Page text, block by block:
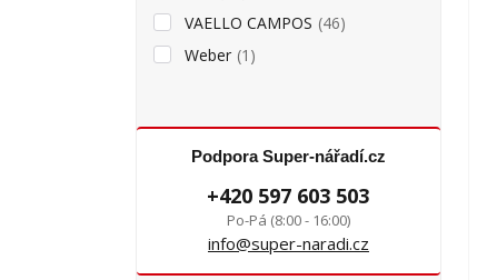
VAELLO CAMPOS (46)
Weber (1)
Podpora Super-nářadí.cz
+420 597 603 503
Po-Pá (8:00 - 16:00)
info@super-naradi.cz